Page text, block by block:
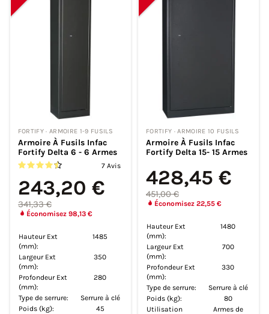
FORTIFY · ARMOIRE 1-9 FUSILS
Armoire À Fusils Infac
Fortify Delta 6 - 6 Armes
7 Avis
243,20 €
341,33 €
Économisez 98,13 €
Hauteur Ext
(mm):
1485
Largeur Ext
(mm):
350
Profondeur Ext
(mm):
280
Type de serrure:
Serrure à clé
Poids (kg):
45
FORTIFY · ARMOIRE 10 FUSILS
Armoire À Fusils Infac
Fortify Delta 15- 15 Armes
428,45 €
451,00 €
Économisez 22,55 €
Hauteur Ext
(mm):
1480
Largeur Ext
(mm):
700
Profondeur Ext
(mm):
330
Type de serrure:
Serrure à clé
Poids (kg):
80
Utilisation
Armes de